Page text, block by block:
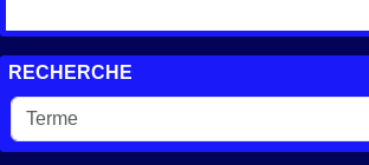
RECHERCHE